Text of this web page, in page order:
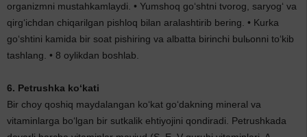
organizmni mustahkamlaydi. • Yumshoq go‘shtni tvorog, saryog‘ va
qirg‘ichdan chiqarilgan pishloq bilan aralashtirib bering. • Kurka
go‘shtini kamida bir soat pishiring va albatta birinchi bulьonni to‘kib
tashlang. • 8 oylikdan boshlab.
6. Petrushka ko‘kati
Bir choy qoshiq maydalangan ko‘kat go‘dakning mineral va
vitaminlarga bo‘lgan bir sutkalik ehtiyojini qondiradi. Petrushkada